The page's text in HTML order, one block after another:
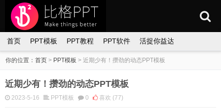
首页 PPT模板 PPT教程 PPT软件 活捉你益达
你的位置：首页 > PPT模板 > 近期少有！攒劲的动态PPT模板
近期少有！攒劲的动态PPT模板
2023-5-16 PPT模板 0 喜欢 (77)